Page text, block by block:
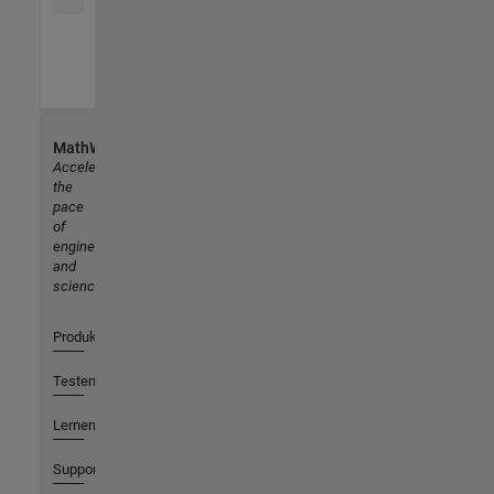
MathWorks
Accelerating
the
pace
of
engineering
and
science
Produkte
Testen oder Kaufen
Lernen
Support